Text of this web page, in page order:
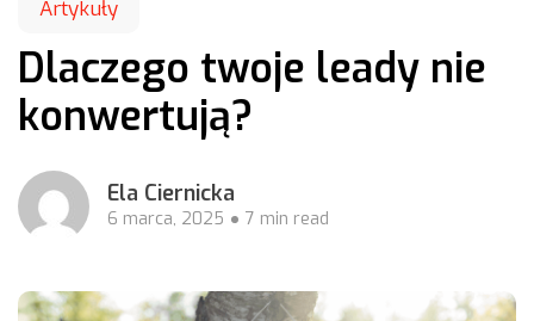
Artykuły
Dlaczego twoje leady nie
konwertują?
Ela Ciernicka
6 marca, 2025 7 min read